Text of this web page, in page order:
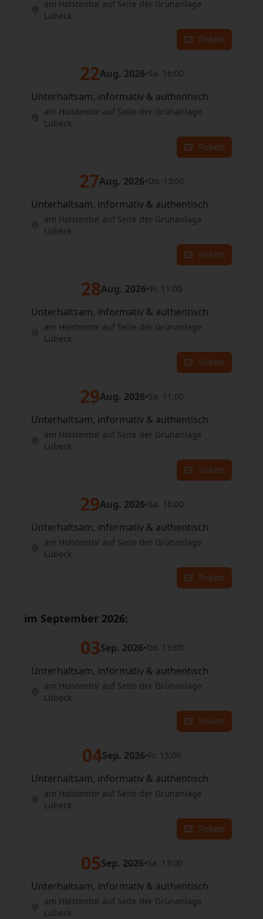
am Holstentor auf Seite der Grünanlage
Lübeck
Tickets
22Aug. 2026•Sa. 16:00
Unterhaltsam, informativ & authentisch
am Holstentor auf Seite der Grünanlage
Lübeck
Tickets
27Aug. 2026•Do. 13:00
Unterhaltsam, informativ & authentisch
am Holstentor auf Seite der Grünanlage
Lübeck
Tickets
28Aug. 2026•Fr. 11:00
Unterhaltsam, informativ & authentisch
am Holstentor auf Seite der Grünanlage
Lübeck
Tickets
29Aug. 2026•Sa. 11:00
Unterhaltsam, informativ & authentisch
am Holstentor auf Seite der Grünanlage
Lübeck
Tickets
29Aug. 2026•Sa. 16:00
Unterhaltsam, informativ & authentisch
am Holstentor auf Seite der Grünanlage
Lübeck
Tickets
im September 2026:
03Sep. 2026•Do. 13:00
Unterhaltsam, informativ & authentisch
am Holstentor auf Seite der Grünanlage
Lübeck
Tickets
04Sep. 2026•Fr. 13:00
Unterhaltsam, informativ & authentisch
am Holstentor auf Seite der Grünanlage
Lübeck
Tickets
05Sep. 2026•Sa. 13:00
Unterhaltsam, informativ & authentisch
am Holstentor auf Seite der Grünanlage
Lübeck